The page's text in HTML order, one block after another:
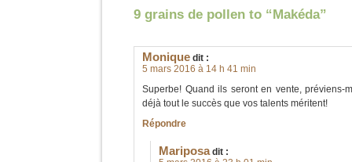
9 grains de pollen to “Makéda”
Monique dit :
5 mars 2016 à 14 h 41 min
Superbe! Quand ils seront en vente, préviens-
déjà tout le succès que vos talents méritent!
Répondre
Mariposa dit :